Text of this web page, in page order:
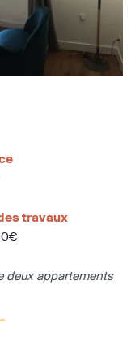
travaux
deux appartements